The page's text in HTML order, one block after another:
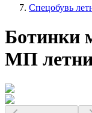
Спецобувь
Ботинки
МП